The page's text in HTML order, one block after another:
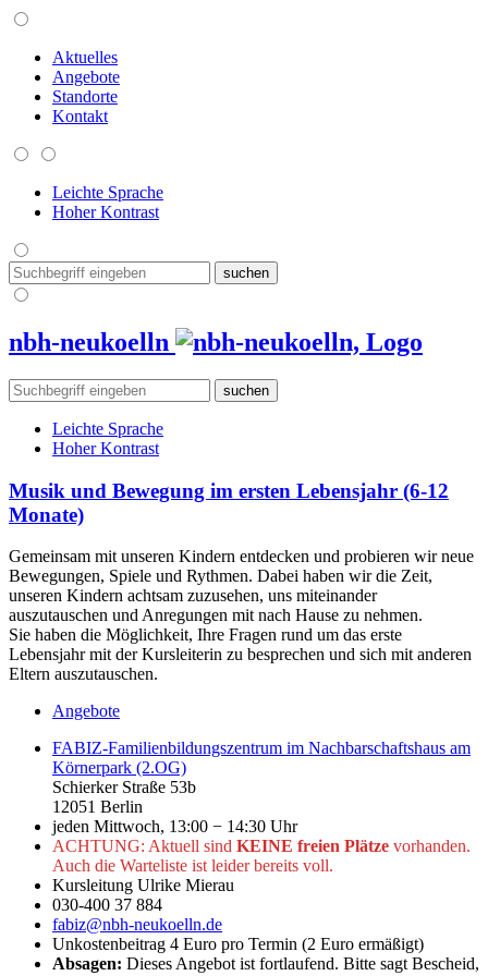
Aktuelles
Angebote
Standorte
Kontakt
Leichte Sprache
Hoher Kontrast
nbh-neukoelln
Leichte Sprache
Hoher Kontrast
Musik und Bewegung im ersten Lebensjahr (6-12
Monate)
Gemeinsam mit unseren Kindern entdecken und probieren wir neue
Bewegungen, Spiele und Rythmen. Dabei haben wir die Zeit,
unseren Kindern achtsam zuzusehen, uns miteinander
auszutauschen und Anregungen mit nach Hause zu nehmen.
Sie haben die Möglichkeit, Ihre Fragen rund um das erste
Lebensjahr mit der Kursleiterin zu besprechen und sich mit anderen
Eltern auszutauschen.
Angebote
FABIZ-Familienbildungszentrum im Nachbarschaftshaus am
Körnerpark (2.OG)
Schierker Straße 53b
12051 Berlin
jeden Mittwoch, 13:00 − 14:30 Uhr
ACHTUNG: Aktuell sind KEINE freien Plätze vorhanden.
Auch die Warteliste ist leider bereits voll.
Kursleitung Ulrike Mierau
030-400 37 884
fabiz@nbh-neukoelln.de
Unkostenbeitrag 4 Euro pro Termin (2 Euro ermäßigt)
Absagen: Dieses Angebot ist fortlaufend. Bitte sagt Bescheid,